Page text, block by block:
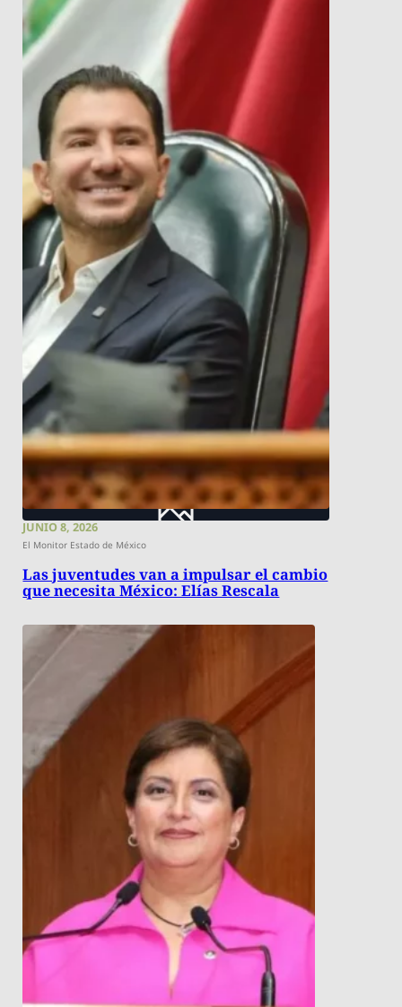
JUNIO 8, 2026
El Monitor Estado de México
Las juventudes van a impulsar el cambio
que necesita México: Elías Rescala